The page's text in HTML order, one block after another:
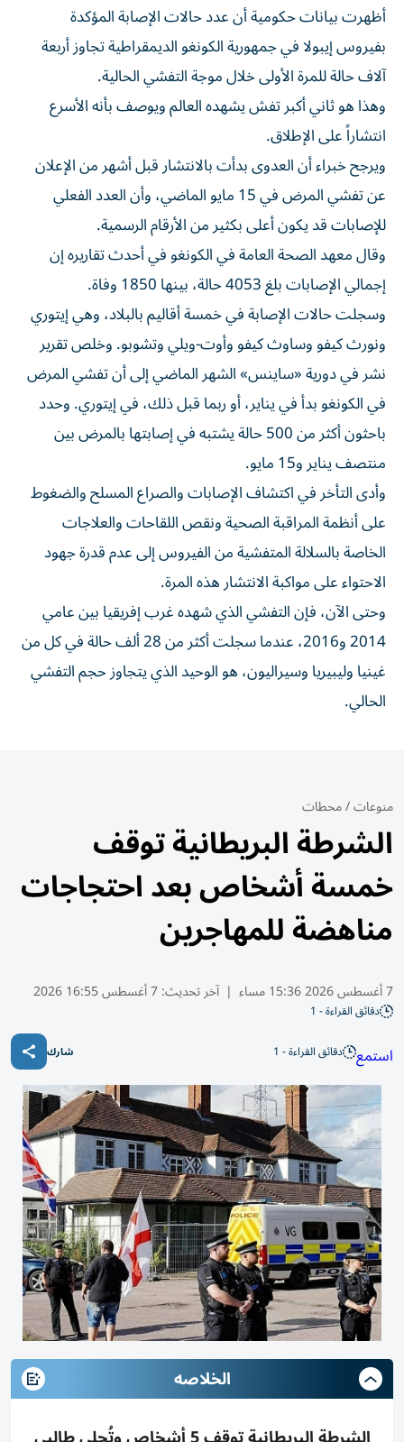
أظهرت بيانات حكومية أن عدد حالات الإصابة المؤكدة
بفيروس إيبولا في جمهورية الكونغو ‌الديمقراطية تجاوز أربعة
آلاف حالة للمرة الأولى خلال موجة ​التفشي ⁠الحالية.
وهذا هو ثاني أكبر تفش ‌يشهده العالم ويوصف ‌بأنه الأسرع
انتشاراً على الإطلاق.
ويرجح خبراء أن العدوى بدأت بالانتشار قبل أشهر من الإعلان
عن تفشي ‌المرض في 15 مايو الماضي، وأن العدد الفعلي
⁠للإصابات قد يكون أعلى بكثير من الأرقام الرسمية.
وقال معهد الصحة العامة في الكونغو في أحدث تقاريره إن
إجمالي الإصابات بلغ 4053 حالة، بينها 1850 وفاة.
وسجلت حالات الإصابة في خمسة ​أقاليم بالبلاد، وهي إيتوري
ونورث كيفو وساوث كيفو ‌وأوت-ويلي وتشوبو. وخلص تقرير
نشر في دورية «ساينس» الشهر الماضي إلى أن تفشي المرض
في الكونغو بدأ ⁠في يناير، أو ربما قبل ذلك، في إيتوري. وحدد
باحثون أكثر من 500 حالة يشتبه ​في إصابتها ‌بالمرض بين
منتصف يناير و15 مايو.
وأدى التأخر في اكتشاف الإصابات والصراع المسلح والضغوط
على أنظمة المراقبة الصحية ونقص اللقاحات والعلاجات
الخاصة ‌بالسلالة المتفشية من ‌الفيروس إلى عدم قدرة ⁠جهود
الاحتواء على مواكبة الانتشار هذه المرة.
وحتى ‌الآن، فإن التفشي الذي شهده غرب إفريقيا بين عامي
2014 و2016، عندما سجلت ⁠أكثر من 28 ألف حالة ​في كل من
غينيا وليبيريا وسيراليون، هو الوحيد الذي يتجاوز حجم التفشي
الحالي.
منوعات/محطات
الشرطة البريطانية توقف
خمسة أشخاص بعد احتجاجات
مناهضة للمهاجرين
7 أغسطس 2026 15:36 مساء | آخر تحديث:7 أغسطس 16:55 2026
دقائق القراءة - 1
استمع دقائق القراءة - 1 شارك
الخلاصه